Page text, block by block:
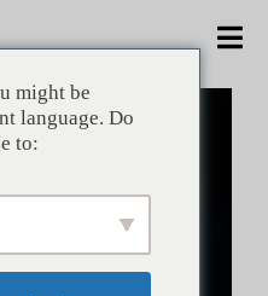
ナ
ビ
might be
language. Do
to: